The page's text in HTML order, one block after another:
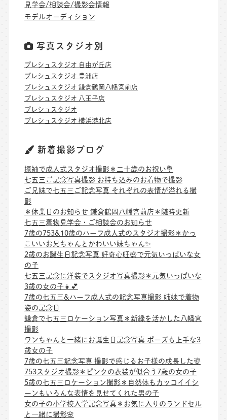
見学会/相談会/撮影会情報
モデルオーディション
写真スタジオ別
プレシュスタジオ 自由が丘店
プレシュスタジオ 豊洲店
プレシュスタジオ 鎌倉鶴岡八幡宮前店
プレシュスタジオ 八王子店
プレシュスタジオ
プレシュスタジオ 横浜港北店
新着撮影ブログ
振袖で成人式スタジオ撮影＊二十歳のお祝い💐
七五三ご記念写真撮影 お持ち込みのお着物で撮影
ご兄妹で七五三ご記念写真 それぞれの表情が溢れる撮
影
＊休業日のお知らせ 鎌倉鶴岡八幡宮前店＊随時更新
七五三着物見学会・ご相談会のお知らせ
7歳の753&10歳のハーフ成人式のスタジオ撮影＊かっ
こいいお兄ちゃんとかわいい妹ちゃん✨
2歳のお誕生日記念写真 好奇心旺盛で元気いっぱいな女
の子
七五三記念に洋装でスタジオ写真撮影＊元気いっぱいな
3歳の女の子👧💕
7歳の七五三&ハーフ成人式の記念写真撮影 姉妹で着物
姿の記念日
鎌倉で七五三ロケーション写真＊新緑を活かした八幡宮
撮影
ワンちゃんと一緒にお誕生日記念写真 ポーズも上手な3
歳女の子
7歳の七五三記念写真 撮影で感じるお子様の成長した姿
753スタジオ撮影＊ピンクの衣装が似合う7歳の女の子
5歳の七五三ロケーション撮影＊自然体もカッコイイシ
ーンもいろんな表情を見せてくれた男の子
女の子の小学校入学記念写真＊お気に入りのランドセル
と一緒に撮影🌸